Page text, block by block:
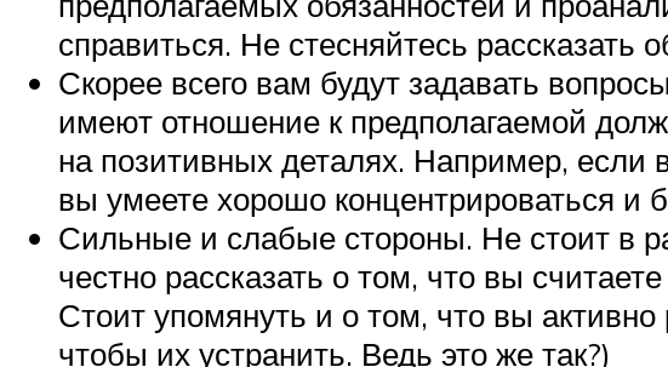
справиться. Не стесняйтесь рассказать
Скорее всего вам будут задавать
имеют отношение к предполагаемой
на позитивных деталях. Например,
вы умеете хорошо концентрироваться
Сильные и слабые стороны. Не стоит в
честно рассказать о том, что вы
Стоит упомянуть и о том, что вы
чтобы их устранить. Ведь это же так?)